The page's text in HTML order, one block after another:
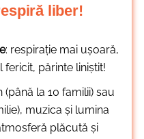
liber!
: respirație mai ușoară,
părinte liniștit!
la 10 familii) sau
muzica și lumina
plăcută și